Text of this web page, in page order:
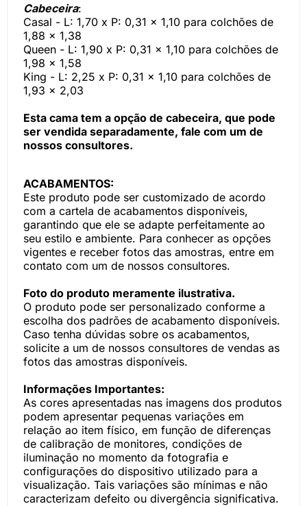
Cabeceira:
Casal - L: 1,70 x P: 0,31 x 1,10 para colchões de
1,88 x 1,38
Queen - L: 1,90 x P: 0,31 x 1,10 para colchões de
1,98 x 1,58
King - L: 2,25 x P: 0,31 x 1,10 para colchões de
1,93 x 2,03
Esta cama tem a opção de cabeceira, que pode
ser vendida separadamente, fale com um de
nossos consultores.
ACABAMENTOS:
Este produto pode ser customizado de acordo
com a cartela de acabamentos disponíveis,
garantindo que ele se adapte perfeitamente ao
seu estilo e ambiente. Para conhecer as opções
vigentes e receber fotos das amostras, entre em
contato com um de nossos consultores.
Foto do produto meramente ilustrativa.
O produto pode ser personalizado conforme a
escolha dos padrões de acabamento disponíveis.
Caso tenha dúvidas sobre os acabamentos,
solicite a um de nossos consultores de vendas as
fotos das amostras disponíveis.
Informações Importantes:
As cores apresentadas nas imagens dos produtos
podem apresentar pequenas variações em
relação ao item físico, em função de diferenças
de calibração de monitores, condições de
iluminação no momento da fotografia e
configurações do dispositivo utilizado para a
visualização. Tais variações são mínimas e não
caracterizam defeito ou divergência significativa.